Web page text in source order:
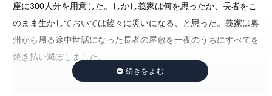
座に300人分を用意した。しかし義家は何を思ったか、長者をこ
のまま生かしておいては後々に災いになる、と思った。義家は奥
州から帰る途中世話になった長者の屋敷を一夜のうちにすべてを
焼き払い滅ぼしました。